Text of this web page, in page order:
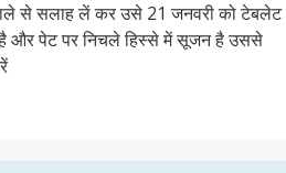
से सलाह लें कर उसे 21 जनवरी को टेबलेट
है और पेट पर निचले हिस्से में सूजन है उससे